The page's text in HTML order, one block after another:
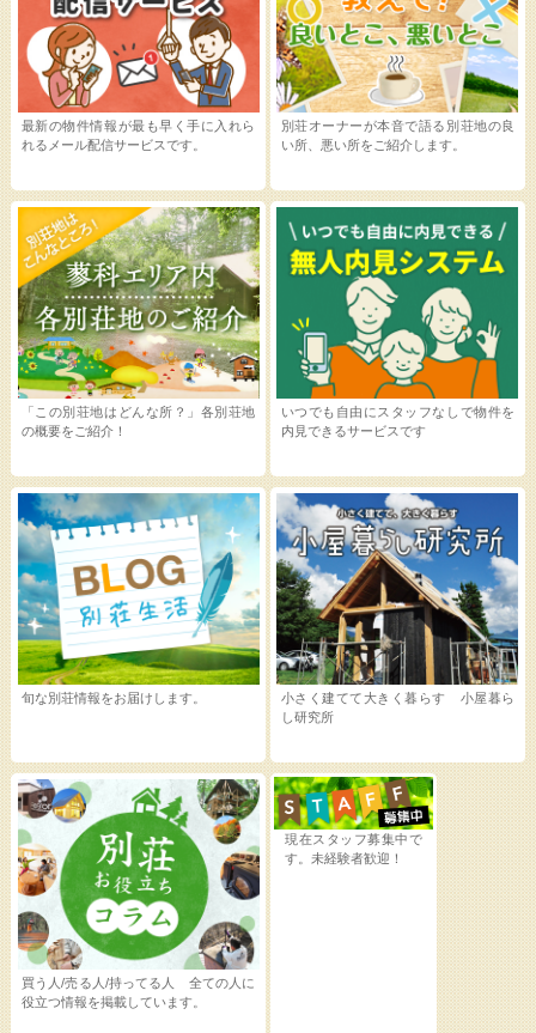
いつでも自由にスタッフなしで物件を
内見できるサービスです
旬な別荘情報をお届けします。
最新の物件情報が最も早く手に入れら
れるメール配信サービスです。
買う人/売る人/持ってる人 全ての人に
役立つ情報を掲載しています。
小さく建てて大きく暮らす 小屋暮ら
し研究所
別荘オーナーが本音で語る別荘地の良
い所、悪い所をご紹介します。
「この別荘地はどんな所？」各別荘地
の概要をご紹介！
現在スタッフ募集中で
す。未経験者歓迎！